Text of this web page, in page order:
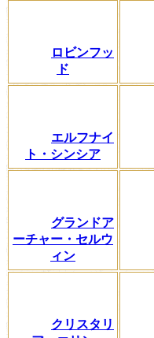
ロビンフッ
ド
エルフナイ
ト・シンシア
グランドア
ーチャー・セルウ
ィン
クリスタリ